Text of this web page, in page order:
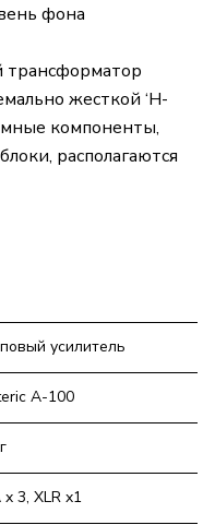
фона
трансформатор
жесткой ‘H-
компоненты,
располагаются
усилитель
A-100
x 3, XLR x1